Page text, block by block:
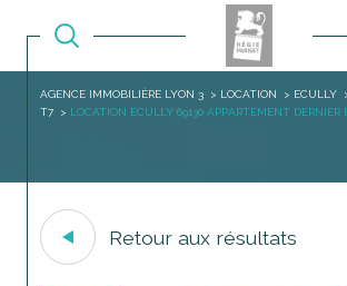
AGENCE IMMOBILIÈRE LYON 3 LOCATION ECULLY
T7
LOCATION ECULLY 69130 APPARTEMENT DERNIER
Retour aux résultats